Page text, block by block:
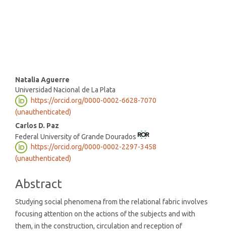
Main
Article
Content
Natalia Aguerre
Universidad Nacional de La Plata
https://orcid.org/0000-0002-6628-7070
(unauthenticated)
Carlos D. Paz
Federal University of Grande Dourados
https://orcid.org/0000-0002-2297-3458
(unauthenticated)
Abstract
Studying social phenomena from the relational fabric involves
focusing attention on the actions of the subjects and with
them, in the construction, circulation and reception of